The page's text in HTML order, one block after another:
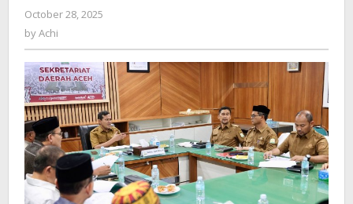
Pengawasan
dan
Komitmen
Panitia
October 28, 2025
byAchi